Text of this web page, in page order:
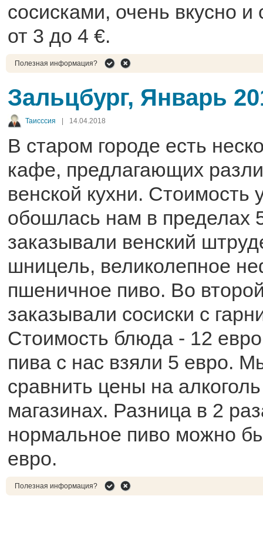
сосисками, очень вкусно и
от 3 до 4 €.
Полезная информация?
Зальцбург, Январь
Таисccия 14.04.2018
В старом городе есть
кафе, предлагающих
венской кухни. Стоимость
обошлась нам в пределах
заказывали венский
шницель, великолепное
пшеничное пиво. Во
заказывали сосиски с
Стоимость блюда - 12
пива с нас взяли 5 евро.
сравнить цены на
магазинах. Разница в 2
нормальное пиво можно
евро.
Полезная информация?